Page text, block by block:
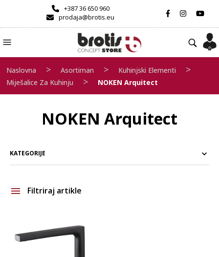
+387 36 650 960
prodaja@brotis.eu
Naslovna > Asortiman > Kuhinjski Elementi >
Miješalice Za Kuhinju > NOKEN Arquitect
NOKEN Arquitect
KATEGORIJE
Filtriraj artikle
Brand